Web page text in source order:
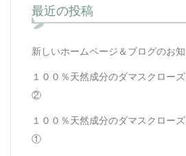
最近の投稿
新しいホームページ＆ブログのお
１００％天然成分のダマスクロー
②
１００％天然成分のダマスクロー
①